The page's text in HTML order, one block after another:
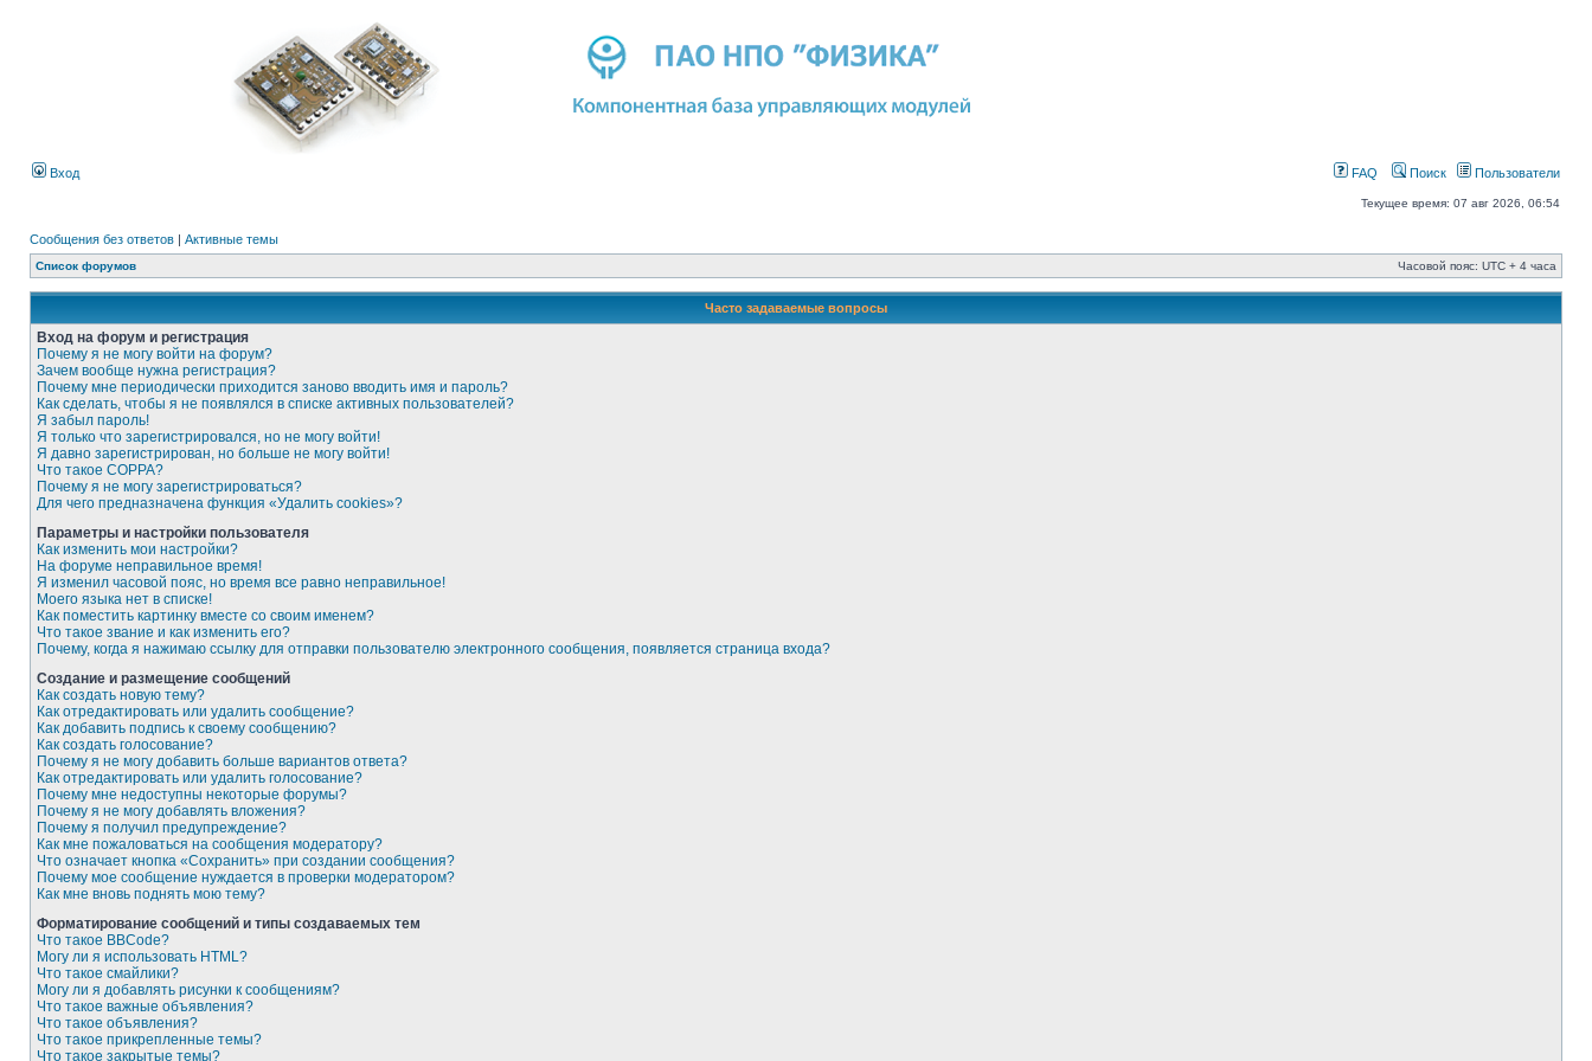
Вход FAQ Поиск Пользователи
Текущее время: 07 авг 2026, 06:54
Сообщения без ответов | Активные темы
Список форумов Часовой пояс: UTC + 4 часа
Часто задаваемые вопросы
Вход на форум и регистрация
Почему я не могу войти на форум?
Зачем вообще нужна регистрация?
Почему мне периодически приходится заново вводить имя и пароль?
Как сделать, чтобы я не появлялся в списке активных пользователей?
Я забыл пароль!
Я только что зарегистрировался, но не могу войти!
Я давно зарегистрирован, но больше не могу войти!
Что такое COPPA?
Почему я не могу зарегистрироваться?
Для чего предназначена функция «Удалить cookies»?
Параметры и настройки пользователя
Как изменить мои настройки?
На форуме неправильное время!
Я изменил часовой пояс, но время все равно неправильное!
Моего языка нет в списке!
Как поместить картинку вместе со своим именем?
Что такое звание и как изменить его?
Почему, когда я нажимаю ссылку для отправки пользователю электронного сообщения, появляется страница входа?
Создание и размещение сообщений
Как создать новую тему?
Как отредактировать или удалить сообщение?
Как добавить подпись к своему сообщению?
Как создать голосование?
Почему я не могу добавить больше вариантов ответа?
Как отредактировать или удалить голосование?
Почему мне недоступны некоторые форумы?
Почему я не могу добавлять вложения?
Почему я получил предупреждение?
Как мне пожаловаться на сообщения модератору?
Что означает кнопка «Сохранить» при создании сообщения?
Почему мое сообщение нуждается в проверки модератором?
Как мне вновь поднять мою тему?
Форматирование сообщений и типы создаваемых тем
Что такое BBCode?
Могу ли я использовать HTML?
Что такое смайлики?
Могу ли я добавлять рисунки к сообщениям?
Что такое важные объявления?
Что такое объявления?
Что такое прикрепленные темы?
Что такое закрытые темы?